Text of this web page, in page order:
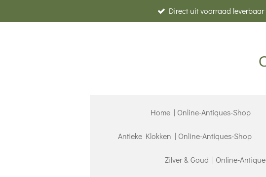
direct
Direct uit voorraad leverbaar
Home | Online-Antiques-Shop
Antieke Klokken | Online-Antiques-Shop
Zilver & Goud | Online-